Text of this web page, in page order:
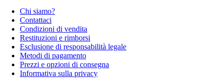
Chi siamo?
Contattaci
Condizioni di vendita
Restituzioni e rimborsi
Esclusione di responsabilità legale
Metodi di pagamento
Prezzi e opzioni di consegna
Informativa sulla privacy